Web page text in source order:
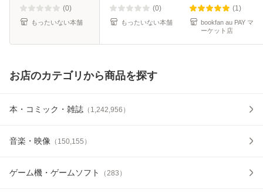
【メール便送料無
料】
(0)
もったいない本舗
(0)
もったいない本舗
(1)
bookfan au PAY マ
ーケット店
お店のカテゴリから商品を探す
本・コミック・雑誌 （ 1,242,956 ）
音楽・映像 （ 150,155 ）
ゲーム機・ゲームソフト （283 ）